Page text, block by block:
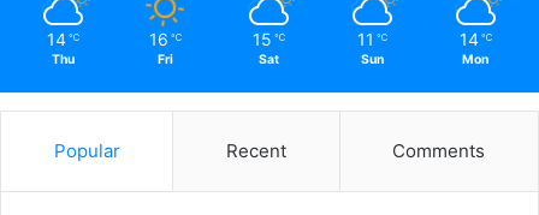
14 ℃
Thu
16 ℃
Fri
15 ℃
Sat
11 ℃
Sun
14 ℃
Mon
Popular Recent Comments